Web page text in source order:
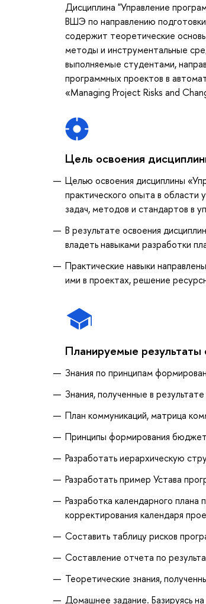
Дисциплина "Управление
ВШЭ по направлению
содержит теоретические
методы и инструментальные
выполняемые студентами,
программных проектов в
«Managing Project Risks and
Цель освоения
Целью освоения дисциплины
практического опыта в области
задач, методов и стандартов в
В результате освоения
владеть навыками разработки
Практические навыки
ими в проектах, решение
Планируемые результаты
Знания по принципам
Знания, полученные в
План коммуникаций, матрица
Принципы формирования
Разработать иерархическую
Разработать пример Устава
Разработка календарного
корректирования календаря
Составить таблицу рисков
Составление отчета по
Теоретические знания,
Домашнее задание. Базируясь